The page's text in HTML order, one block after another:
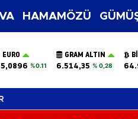
HAMAMÖZÜ
EURO
%0.11
GRAM ALTIN
6.514,35 % 0,28